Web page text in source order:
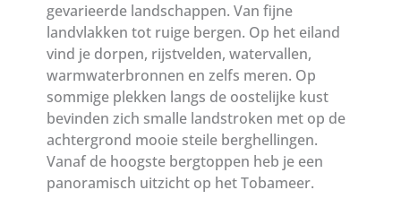
gevarieerde landschappen. Van fijne
landvlakken tot ruige bergen. Op het eiland
vind je dorpen, rijstvelden, watervallen,
warmwaterbronnen en zelfs meren. Op
sommige plekken langs de oostelijke kust
bevinden zich smalle landstroken met op de
achtergrond mooie steile berghellingen.
Vanaf de hoogste bergtoppen heb je een
panoramisch uitzicht op het Tobameer.